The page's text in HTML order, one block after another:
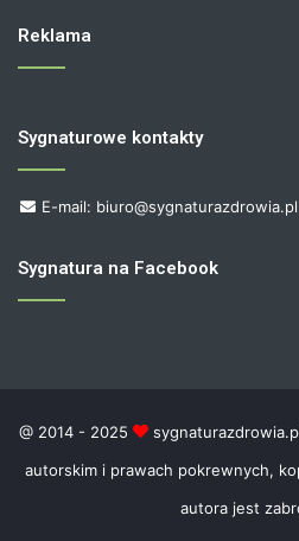
Reklama
Sygnaturowe kontakty
E-mail: biuro@sygnaturazdrowia.pl
Sygnatura na Facebook
@ 2014 - 2025
autorskim i prawach pokrewnych,
autora jest